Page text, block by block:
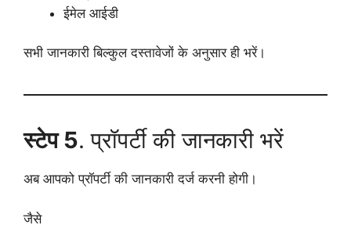
ईमेल आईडी
सभी जानकारी बिल्कुल दस्तावेजों के अनुसार ही भरें।
स्टेप 5. प्रॉपर्टी की जानकारी भरें
अब आपको प्रॉपर्टी की जानकारी दर्ज करनी होगी।
जैसे